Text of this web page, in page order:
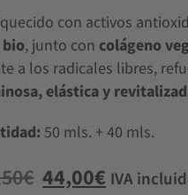
con activos
bio, junto concolágeno
a los radicales libres,
elástica y
50 mls. + 40 mls.
€ 44,00€ IVA